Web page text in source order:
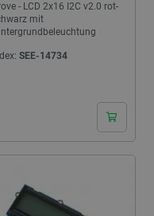
- LCD 2x16 I2C v2.0 rot-
mit
SEE-14734